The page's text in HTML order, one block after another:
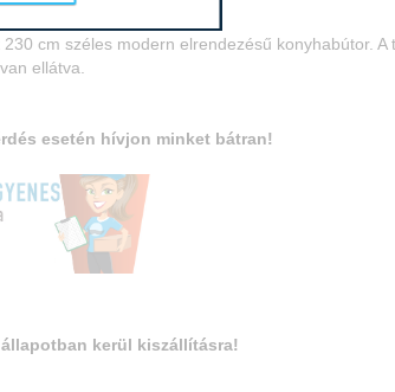
cm széles modern elrendezésű konyhabútor. A
ellátva.
esetén hívjon minket bátran!
állapotban kerül kiszállításra!